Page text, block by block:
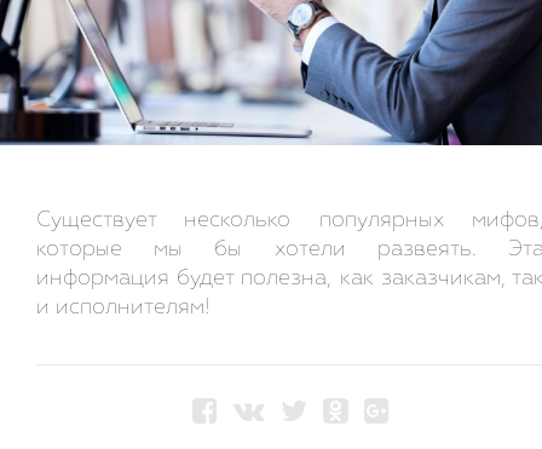
Существует несколько популярных
которые мы бы хотели развеять.
информация будет полезна, как заказчикам,
и исполнителям!